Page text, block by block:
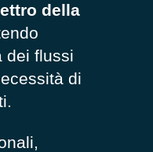
della
dei flussi
di